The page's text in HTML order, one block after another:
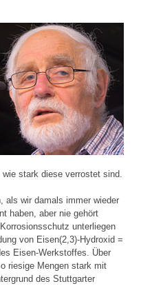
stark diese verrostet sind.
als wir damals immer wieder
haben, aber nie gehört
unterliegen
von Eisen(2,3)-Hydroxid =
Eisen-Werkstoffes. Über
riesige Mengen stark mit
des Stuttgarter